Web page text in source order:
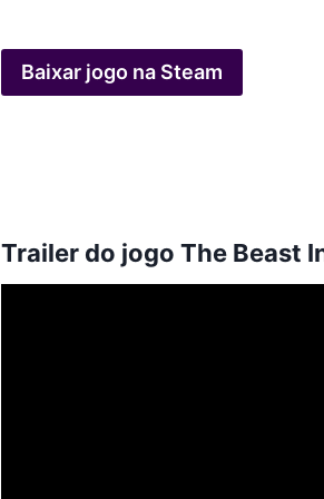
Baixar jogo na Steam
Trailer do jogo The Beast